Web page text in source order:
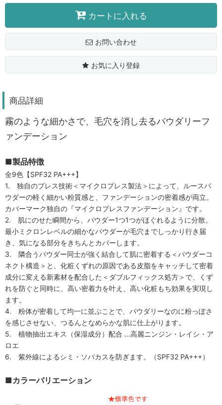
カートに入れる
お問い合わせ
お気に入り登録
商品詳細
霧のような細かさで、毛穴を消し去るパウダリーフ
ァンデーション
■製品特徴
全9色【SPF32 PA+++】
1. 独自のプレス技術＜マイクロプレス製法＞によって、ルースパ
ウダーの軽く細かい粉質感と、ファンデーションの密着感が両立。
カバーマーク独自の『マイクロプレスファンデーション』です。
2. 肌にのせた瞬間から、パウダー1つ1つがほぐれるように分散。
最小ミクロンレベルの細かなパウダーが毛穴までしっかり行き届
き、気になる部分をきちんとカバーします。
3. 隣合うパウダー同士が強く結合して肌に密着する＜パウダーコ
ネクト構造＞と、化粧くずれの原因である皮脂をキャッチして密着
成分に変える新素材を配合した＜ダブルフィックス処方＞で、くず
れを防ぐと同時に、高い密着力を叶え、高い化粧もち効果を実現し
ます。
4. 粉体が密着して均一に並ぶことで、パウダリーなのに粉っぽさ
を感じさせない、つるんとなめらかな肌に仕上がります。
5. 植物抽出エキス（保湿成分）配合 …高麗ニンジン・レイシ・ア
ロエ
6. 紫外線によるシミ・ソバカスを防ぎます。（SPF32 PA+++）
■カラーバリエーション